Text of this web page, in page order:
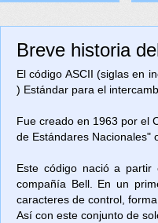
Breve historia
El código ASCII (siglas en
) Estándar para el
Fue creado en 1963 por el
de Estándares Nacionales"
Este código nació a
compañía Bell. En un
caracteres de control,
Así con este conjunto de